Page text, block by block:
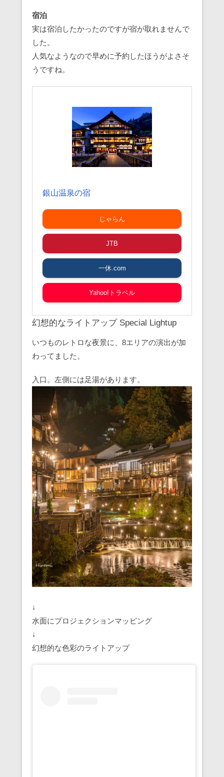
宿泊
実は宿泊したかったのですが宿が取れませんで
した。
人気なようなので早めに予約したほうがよさそ
うですね。
銀山温泉の宿
じゃらん
JTB
一休.com
Yahoo!トラベル
幻想的なライトアップ Special Lightup
いつものレトロな夜景に、8エリアの演出が加
わってました。
入口。左側には足湯があります。
↓
水面にプロジェクションマッピング
↓
幻想的な色彩のライトアップ